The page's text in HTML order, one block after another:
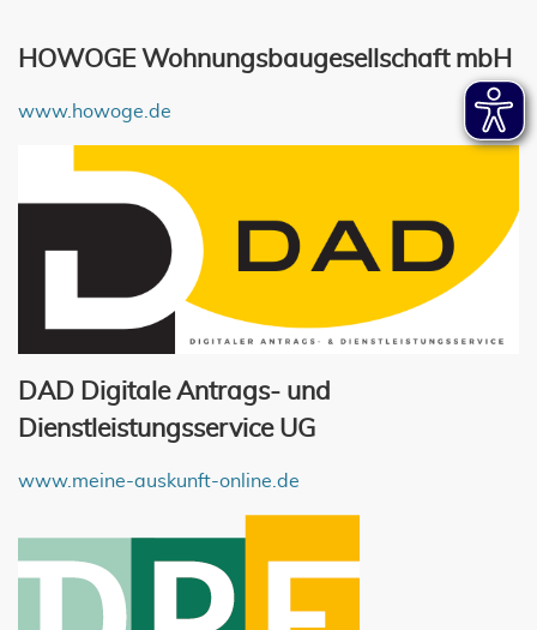
HOWOGE Wohnungsbaugesellschaft mbH
www.howoge.de
DAD Digitale Antrags- und
Dienstleistungsservice UG
www.meine-auskunft-online.de